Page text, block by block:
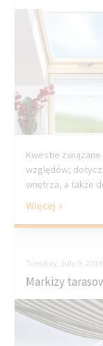
Kwestie
względów;
wnętrza, a także
Więcej »
Tuesday, July 9, 2019
Markizy